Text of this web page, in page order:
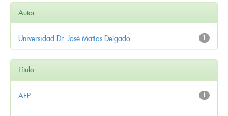
Autor
1
Universidad Dr. José Matías Delgado
Título
1
AFP